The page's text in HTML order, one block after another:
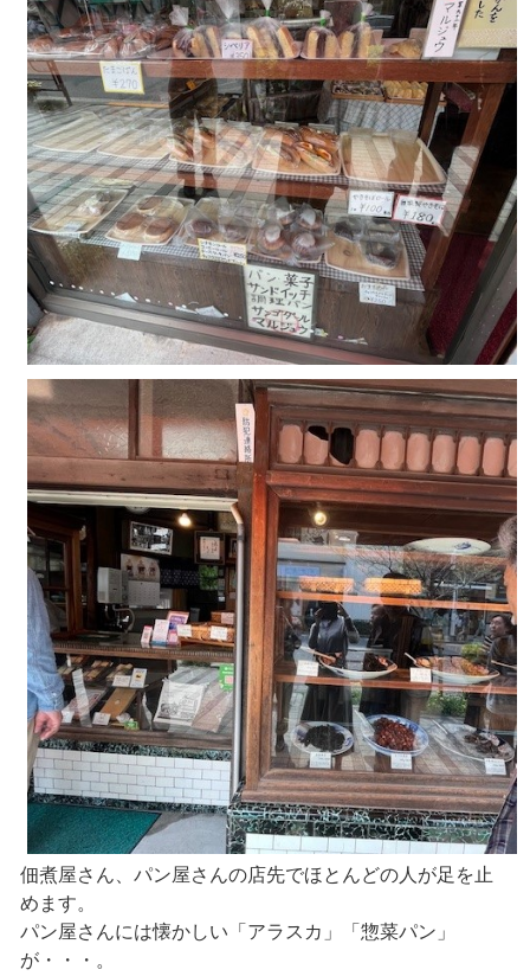
佃煮屋さん、パン屋さんの店先でほとんどの人が足を止
めます。
パン屋さんには懐かしい「アラスカ」「惣菜パン」
が・・・。